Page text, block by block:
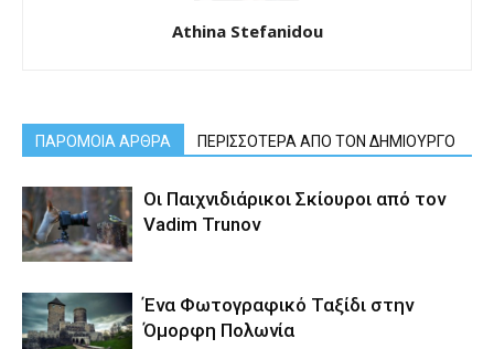
Athina Stefanidou
ΠΑΡΟΜΟΙΑ ΑΡΘΡΑ ΠΕΡΙΣΣΟΤΕΡΑ ΑΠΟ ΤΟΝ ΔΗΜΙΟΥΡΓΟ
Οι Παιχνιδιάρικοι Σκίουροι από τον
Vadim Trunov
Ένα Φωτογραφικό Ταξίδι στην
Όμορφη Πολωνία